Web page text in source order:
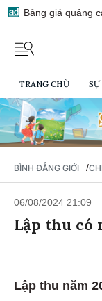
Bảng giá quảng
TRANG CHỦ
BÌNH ĐẲNG GIỚI /
06/08/2024 21:09
Lập thu có
Lập thu năm